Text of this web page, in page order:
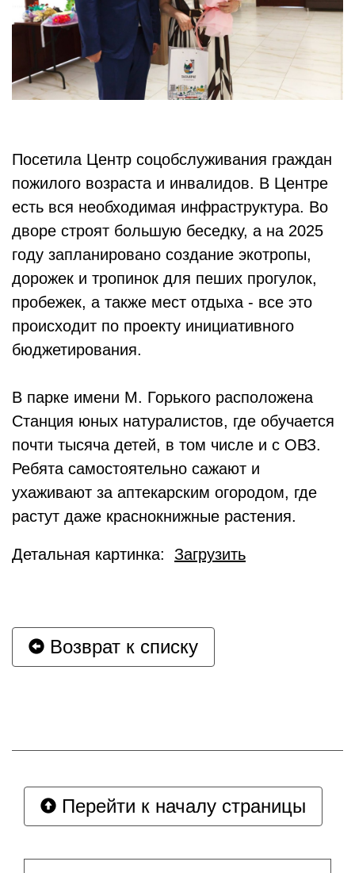
Посетила Центр соцобслуживания граждан
пожилого возраста и инвалидов. В Центре
есть вся необходимая инфраструктура. Во
дворе строят большую беседку, а на 2025
году запланировано создание экотропы,
дорожек и тропинок для пеших прогулок,
пробежек, а также мест отдыха - все это
происходит по проекту инициативного
бюджетирования.
В парке имени М. Горького расположена
Станция юных натуралистов, где обучается
почти тысяча детей, в том числе и с ОВЗ.
Ребята самостоятельно сажают и
ухаживают за аптекарским огородом, где
растут даже краснокнижные растения.
Детальная картинка: Загрузить
Возврат к списку
Перейти к началу страницы